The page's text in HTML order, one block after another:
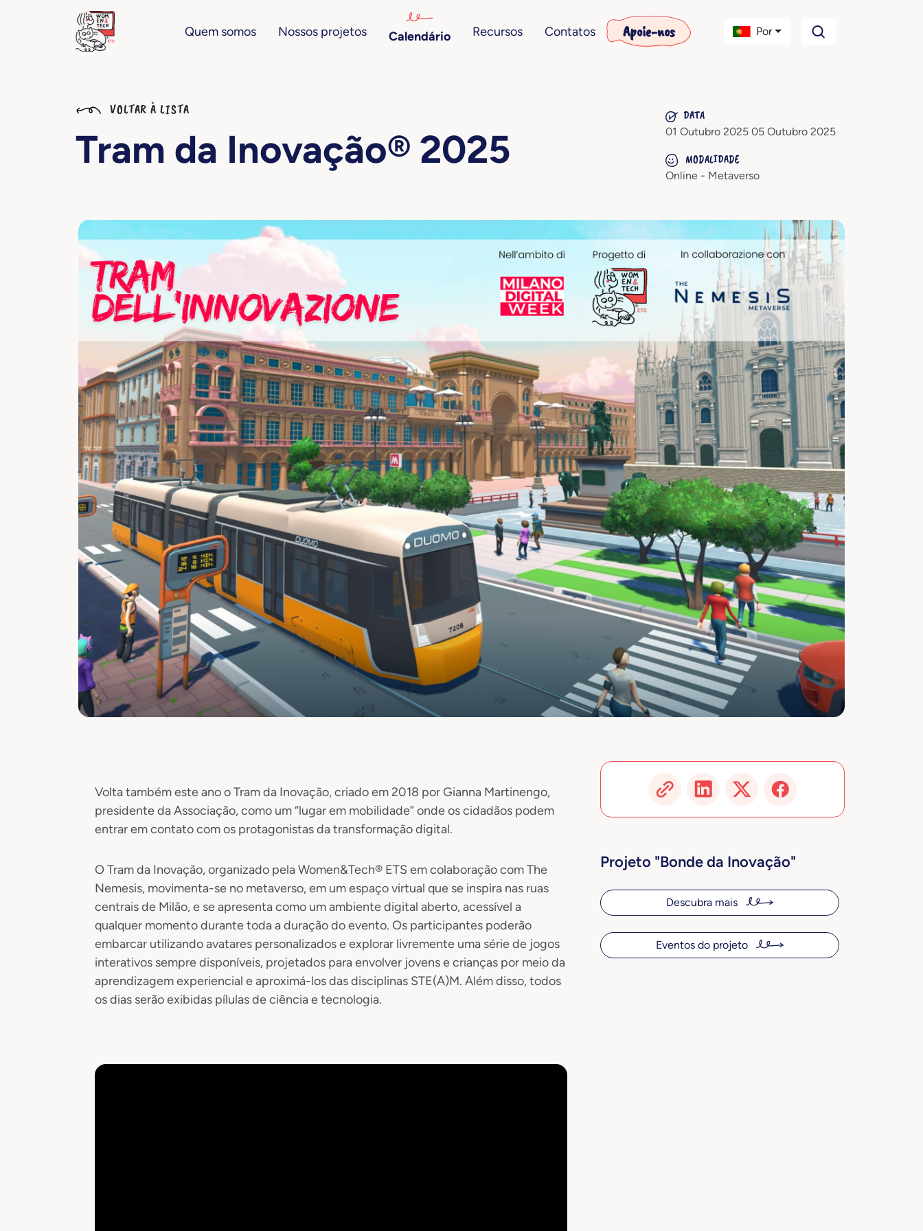
Quem somos Nossos projetos Calendário Recursos Contatos Apoie-nos Por
VOLTAR À LISTA
Tram da Inovação® 2025
DATA
01 Outubro 2025 05 Outubro 2025
MODALIDADE
Online - Metaverso
Volta também este ano o Tram da Inovação, criado em 2018 por Gianna Martinengo,
presidente da Associação, como um “lugar em mobilidade” onde os cidadãos podem
entrar em contato com os protagonistas da transformação digital.
O Tram da Inovação, organizado pela Women&Tech® ETS em colaboração com The
Nemesis, movimenta-se no metaverso, em um espaço virtual que se inspira nas ruas
centrais de Milão, e se apresenta como um ambiente digital aberto, acessível a
qualquer momento durante toda a duração do evento. Os participantes poderão
embarcar utilizando avatares personalizados e explorar livremente uma série de jogos
interativos sempre disponíveis, projetados para envolver jovens e crianças por meio da
aprendizagem experiencial e aproximá-los das disciplinas STE(A)M. Além disso, todos
os dias serão exibidas pílulas de ciência e tecnologia.
Projeto "Bonde da Inovação"
Descubra mais
Eventos do projeto